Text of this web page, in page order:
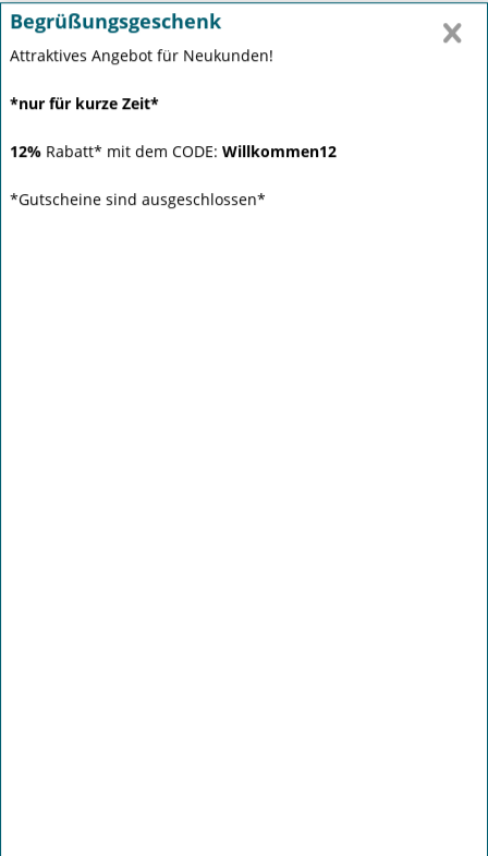
Schneller & klimaneutraler Versand
Bestellung & Information: +49 (0)8207 / 72 89 928
Menü
Begrüßungsgeschenk
Attraktives Angebot für Neukunden!
*nur für kurze Zeit*
12% Rabatt* mit dem CODE: Willkommen12
*Gutscheine sind ausgeschlossen*